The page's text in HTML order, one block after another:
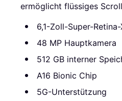
ermöglicht flüssiges
6,1-Zoll-Super-
48 MP Hauptkamera
512 GB interner
A16 Bionic Chip
5G-Unterstützung